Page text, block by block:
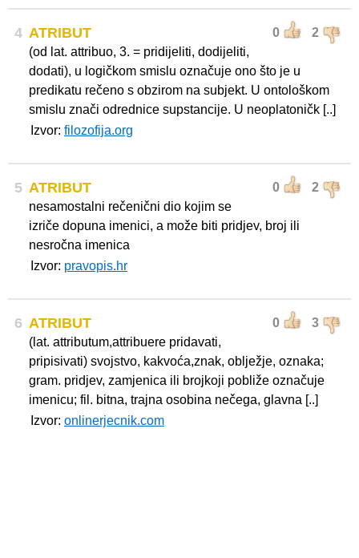
4 0 2
ATRIBUT
(od lat. attribuo, 3. = pridijeliti, dodijeliti,
dodati), u logičkom smislu označuje ono što je u
predikatu rečeno s obzirom na subjekt. U ontološkom
smislu znači odrednice supstancije. U neoplatoničk [..]
Izvor: filozofija.org
5 0 2
ATRIBUT
nesamostalni rečenični dio kojim se
izriče dopuna imenici, a može biti pridjev, broj ili
nesročna imenica
Izvor: pravopis.hr
6 0 3
ATRIBUT
(lat. attributum,attribuere pridavati,
pripisivati) svojstvo, kakvoća,znak, oblježje, oznaka;
gram. pridjev, zamjenica ili brojkoji pobliže označuje
imenicu; fil. bitna, trajna osobina nečega, glavna [..]
Izvor: onlinerjecnik.com